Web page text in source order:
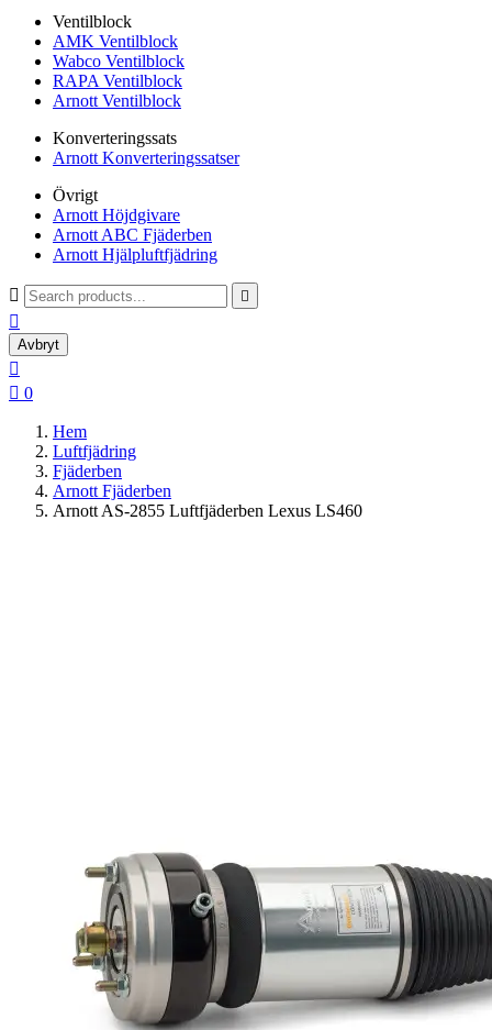
Ventilblock
AMK Ventilblock
Wabco Ventilblock
RAPA Ventilblock
Arnott Ventilblock
Konverteringssats
Arnott Konverteringssatser
Övrigt
Arnott Höjdgivare
Arnott ABC Fjäderben
Arnott Hjälpluftfjädring
 

Avbryt

 0
Hem
Luftfjädring
Fjäderben
Arnott Fjäderben
Arnott AS-2855 Luftfjäderben Lexus LS460